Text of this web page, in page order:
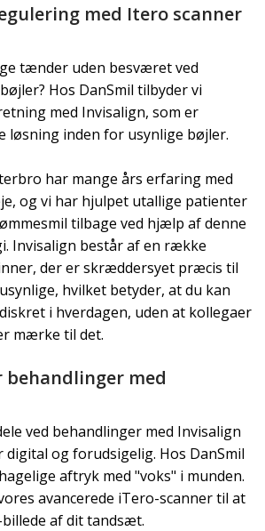
med Itero scanner
tænder uden besværet ved
Hos DanSmil tilbyder vi
med Invisalign, som er
løsning inden for usynlige bøjler.
har mange års erfaring med
og vi har hjulpet utallige patienter
tilbage ved hjælp af denne
Invisalign består af en række
der er skræddersyet præcis til
hvilket betyder, at du kan
i hverdagen, uden at kollegaer
mærke til det.
behandlinger med
ved behandlinger med Invisalign
digital og forudsigelig. Hos DanSmil
aftryk med "voks" i munden.
avancerede iTero-scanner til at
af dit tandsæt.